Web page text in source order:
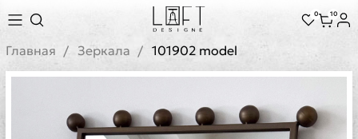
0 10
Главная Зеркала 101902 model